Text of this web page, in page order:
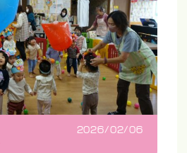
2026/02/06